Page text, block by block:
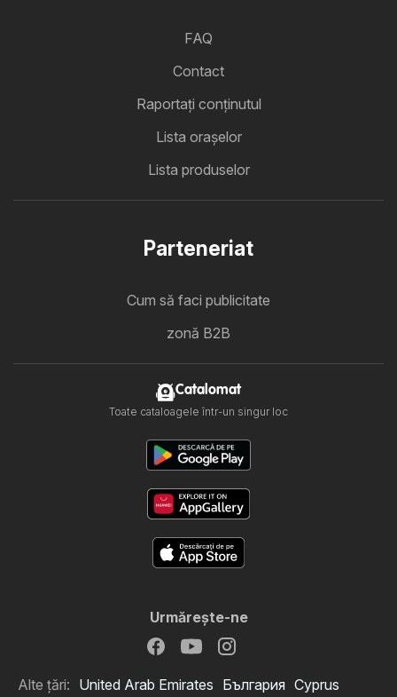
FAQ
Contact
Raportați conținutul
Lista oraşelor
Lista produselor
Parteneriat
Cum să faci publicitate
zonă B2B
Catalomat
Toate cataloagele într-un singur loc
Urmăreşte-ne
Alte țări: United Arab Emirates България Cyprus